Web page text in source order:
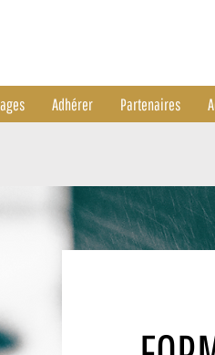
Adhérer Partenaires